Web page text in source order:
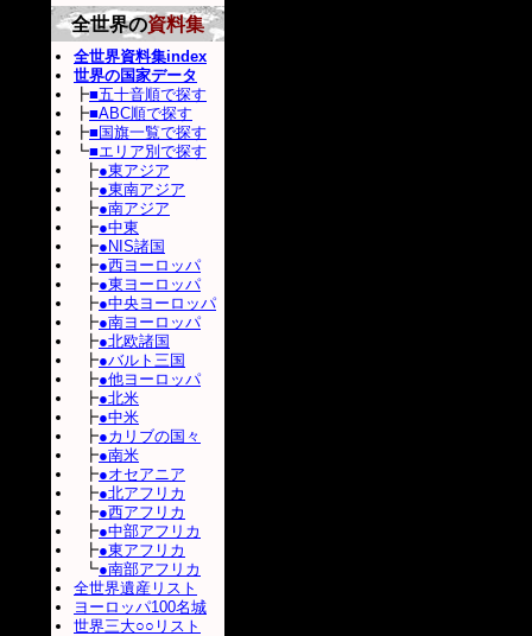
全世界の資料集
全世界資料集index
世界の国家データ
┣■五十音順で探す
┣■ABC順で探す
┣■国旗一覧で探す
┗■エリア別で探す
┣●東アジア
┣●東南アジア
┣●南アジア
┣●中東
┣●NIS諸国
┣●西ヨーロッパ
┣●東ヨーロッパ
┣●中央ヨーロッパ
┣●南ヨーロッパ
┣●北欧諸国
┣●バルト三国
┣●他ヨーロッパ
┣●北米
┣●中米
┣●カリブの国々
┣●南米
┣●オセアニア
┣●北アフリカ
┣●西アフリカ
┣●中部アフリカ
┣●東アフリカ
┗●南部アフリカ
全世界遺産リスト
ヨーロッパ100名城
世界三大○○リスト